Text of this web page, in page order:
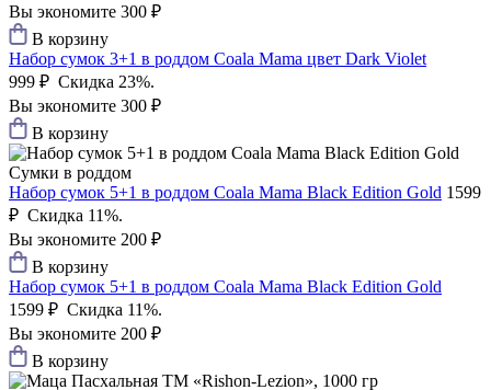
Вы экономите 300 ₽
В корзину
Набор сумок 3+1 в роддом Coala Mama цвет Dark Violet
999 ₽ Скидка 23%.
Вы экономите 300 ₽
В корзину
Сумки в роддом
Набор сумок 5+1 в роддом Coala Mama Black Edition Gold 1599
₽ Скидка 11%.
Вы экономите 200 ₽
В корзину
Набор сумок 5+1 в роддом Coala Mama Black Edition Gold
1599 ₽ Скидка 11%.
Вы экономите 200 ₽
В корзину